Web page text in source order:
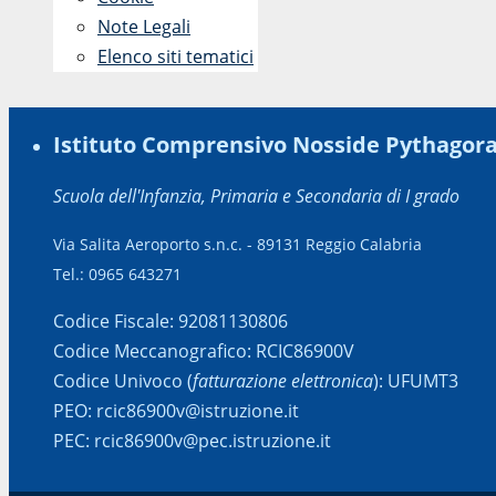
Note Legali
Elenco siti tematici
Istituto Comprensivo Nosside
Scuola dell'Infanzia, Primaria e Secondaria di I grado
Via Salita Aeroporto s.n.c. - 89131 Reggio Calabria
Tel.: 0965 643271
Codice Fiscale: 92081130806
Codice Meccanografico: RCIC86900V
Codice Univoco (fatturazione elettronica): UFUMT3
PEO: rcic86900v@istruzione.it
PEC: rcic86900v@pec.istruzione.it